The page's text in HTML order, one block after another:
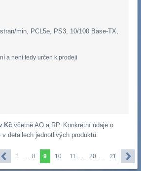
min, PCL5e, PS3, 10/100 Base-TX,
a není tedy určen k prodeji
Kčvčetně AOa RP. Konkrétní údaje o
detailech jednotlivých produktů.
1 ... 8 9 10 11 ... 20 ... 21